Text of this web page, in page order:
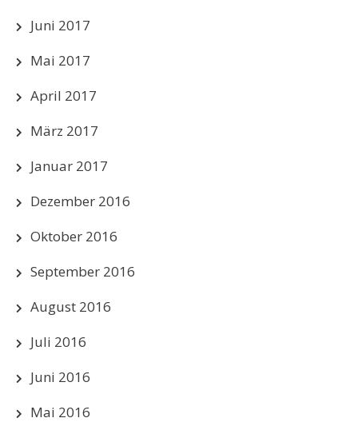
Juni 2017
Mai 2017
April 2017
März 2017
Januar 2017
Dezember 2016
Oktober 2016
September 2016
August 2016
Juli 2016
Juni 2016
Mai 2016